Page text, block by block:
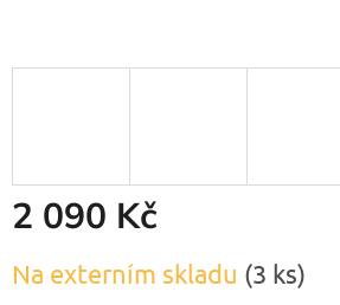
2 090 Kč
cena:
Na externím skladu (3 ks)